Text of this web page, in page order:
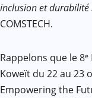
inclusion et durabilité
COMSTECH.
Rappelons que le
Koweït du 22 au 23
Empowering the